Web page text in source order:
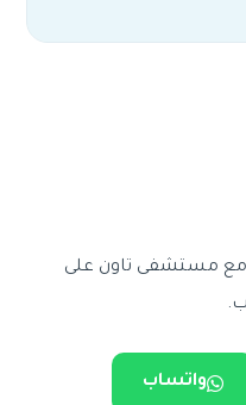
مع مستشفى تاون على
واتساب